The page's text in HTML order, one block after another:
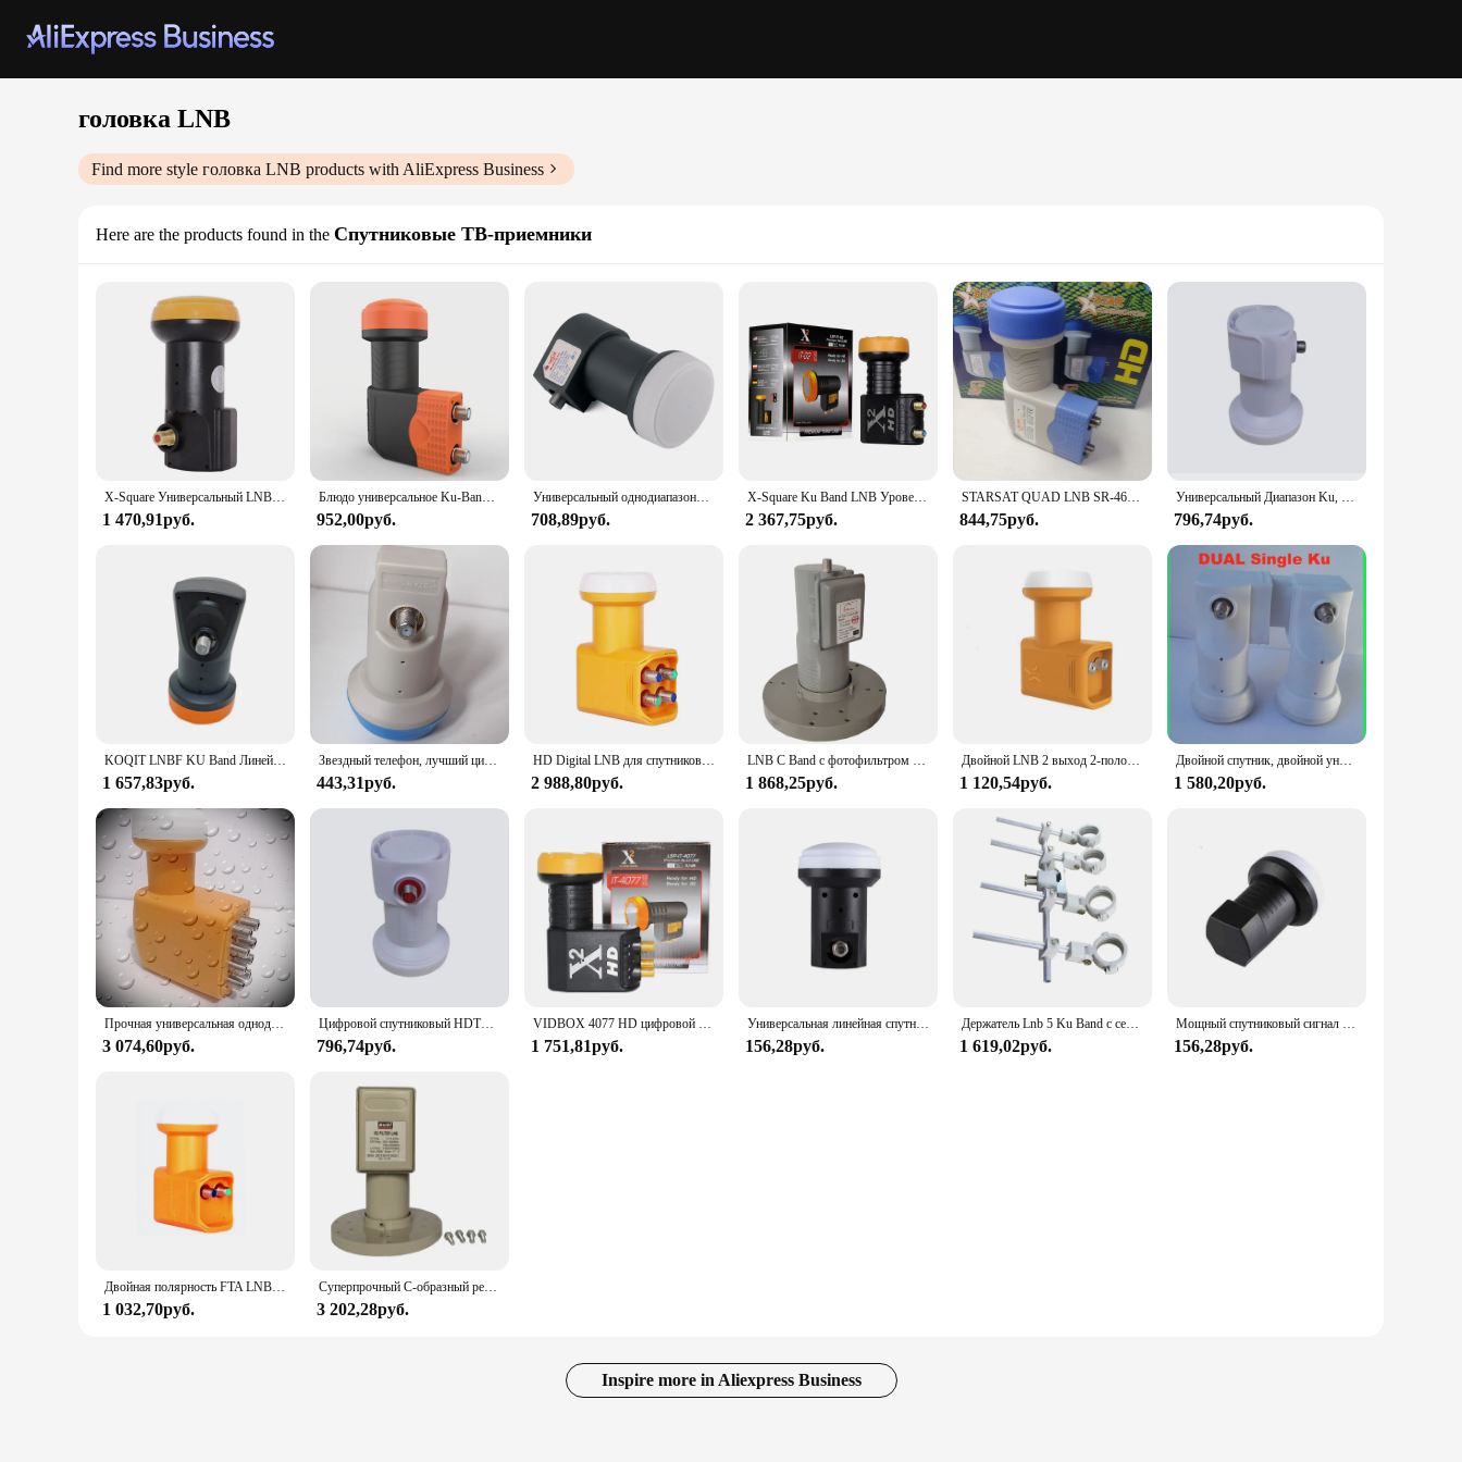
головка LNB
Find more style головка LNB products with AliExpress Business
Here are the products found in the Спутниковые ТВ-приемники
X-Square Универсальный LNB для спутникового ТВ-ресивера HD цифровая поддержка 4K Ku Band LNB шумовая фигурка 0,1 дБ одиночный LNBF водонепроницаемый LNB
1 470,91руб.
Блюдо универсальное Ku-Band LNBF 9,75/10,6 4K UHD линейный поляризованный KU-Band LNB с одним двойным выходом LNB цифровой спутниковый ТВ-приемник
952,00руб.
Универсальный однодиапазонный спутниковый ресивер LNBF 9,75/10.6KU с двойным выходом Full HD, цифровой спутниковый ресивер Ku LNB, высокая полоса, низкий диапазон
708,89руб.
X-Square Ku Band LNB Уровень шума: дБ супер качество 4k Универсальный двойной LNB для спутникового ТВ приемника блюдо ТВ LNBF
2 367,75руб.
STARSAT QUAD LNB SR-4604 Universal Ku band MPEG4 MPEG2 1080P FULL HD
844,75руб.
Универсальный Диапазон Ku, один выход LNBF для HD цифрового спутникового ресивера, антенна LNB
796,74руб.
KOQIT LNBF KU Band Линейный поляризационный 4K UHD LNBF блюдо универсальное KU-Band LNB цифровой спутниковый ресивер одиночный LNBF 60 дБ усиление
1 657,83руб.
Звездный телефон, лучший цифровой сигнал, универсальная лампа, водонепроницаемая, с высоким коэффициентом усиления, с низким уровнем шума
443,31руб.
HD Digital LNB для спутникового приемника, универсальный Quad LNBF Ku Band, шумоподавляющая фигура 0.3dB Quad LNB
2 988,80руб.
LNB C Band с фотофильтром для спутниковой антенны
1 868,25руб.
Двойной LNB 2 выход 2-полосный цифровой Full HD универсальный LNBF KU Band TV спутниковый 3D 4K
1 120,54руб.
Двойной спутник, двойной универсальный Ku-диапазон, одинарный LNB с высоким коэффициентом усиления, низкий уровень шума, спутниковая антенна LNB
1 580,20руб.
Прочная универсальная однодиапазонная спутная тарелка LNB с высоким коэффициентом усиления, низким уровнем шума
3 074,60руб.
Цифровой спутниковый HDTV Ku Band Single Universal PLL LNB
796,74руб.
VIDBOX 4077 HD цифровой LNB для спутникового приемника, универсальный четырехдиапазонный LNBF Ku Band, шумовая фигурка дБ Quad LNB
1 751,81руб.
Универсальная линейная спутниковая тарелка LNB LNBF FTA HD с одним выходом, 1 порт
156,28руб.
Держатель Lnb 5 Ku Band с сертифицированными алюминиевыми трубками и пластиком, легкий, со спутником с случайным определением местоположения
1 619,02руб.
Мощный спутниковый сигнал Ku Band антенна с одним выходом LNB
156,28руб.
Двойная полярность FTA LNB двойной универсальный Ku Band LNBF
1 032,70руб.
Суперпрочный C-образный ресивер для спутникового телевидения, 4 выхода Lnbf 3,7 P HD 4,2-1080 ГГц, оптовая продажа с завода
3 202,28руб.
Inspire more in Aliexpress Business